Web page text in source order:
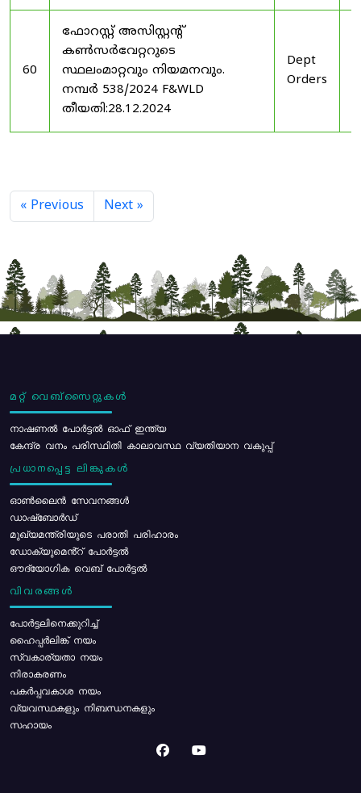
60
ഫോറസ്റ്റ് അസിസ്റ്റൻ്റ്
കൺസർവേറ്ററുടെ
സ്ഥലംമാറ്റവും നിയമനവും.
നമ്പർ 538/2024 F&WLD
തീയതി:28.12.2024
Dept
Orders
« Previous Next »
മറ്റ് വെബ്സൈറ്റുകൾ
നാഷണൽ പോർട്ടൽ ഓഫ് ഇന്ത്യ
കേന്ദ്ര വനം പരിസ്ഥിതി കാലാവസ്ഥ വ്യതിയാന വകുപ്പ്
പ്രധാനപ്പെട്ട ലിങ്കുകൾ
ഓൺലൈൻ സേവനങ്ങൾ
ഡാഷ്ബോർഡ്
മുഖ്യമന്ത്രിയുടെ പരാതി പരിഹാരം
ഡോക്യുമെൻ്റ് പോർട്ടൽ
ഔദ്യോഗിക വെബ് പോർട്ടൽ
വിവരങ്ങൾ
പോര്‍ട്ടലിനെക്കുറിച്ച്
ഹൈപ്പർലിങ്ക് നയം
സ്വകാര്യതാ നയം
നിരാകരണം
പകർപ്പവകാശ നയം
വ്യവസ്ഥകളും നിബന്ധനകളും
സഹായം